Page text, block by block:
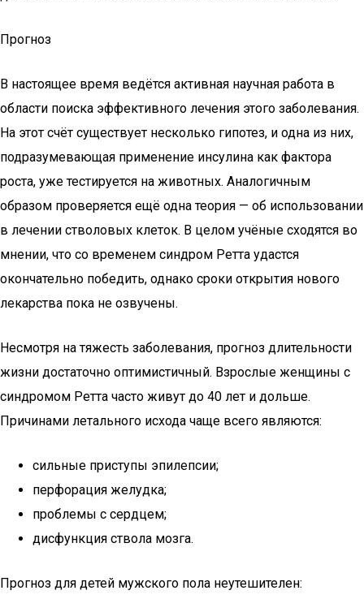
Прогноз
В настоящее время ведётся активная научная работа в
области поиска эффективного лечения этого заболевания.
На этот счёт существует несколько гипотез, и одна из них,
подразумевающая применение инсулина как фактора
роста, уже тестируется на животных. Аналогичным
образом проверяется ещё одна теория — об использовании
в лечении стволовых клеток. В целом учёные сходятся во
мнении, что со временем синдром Ретта удастся
окончательно победить, однако сроки открытия нового
лекарства пока не озвучены.
Несмотря на тяжесть заболевания, прогноз длительности
жизни достаточно оптимистичный. Взрослые женщины с
синдромом Ретта часто живут до 40 лет и дольше.
Причинами летального исхода чаще всего являются:
сильные приступы эпилепсии;
перфорация желудка;
проблемы с сердцем;
дисфункция ствола мозга.
Прогноз для детей мужского пола неутешителен: